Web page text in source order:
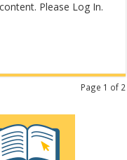
Please Log In.
Page 1 of 2